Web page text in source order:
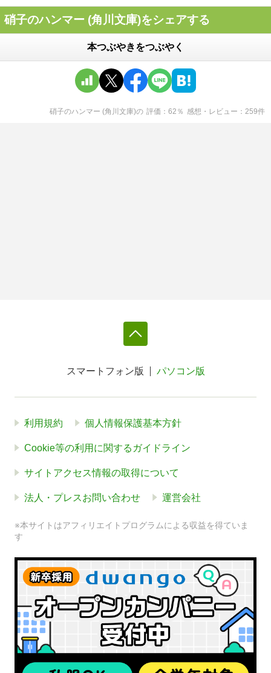
硝子のハンマー (角川文庫)をシェアする
本つぶやきをつぶやく
硝子のハンマー (角川文庫)の 評価 62 ％ 感想・レビュー 259件
スマートフォン版 パソコン版
利用規約 個人情報保護基本方針
Cookie等の利用に関するガイドライン
サイトアクセス情報の取得について
法人・プレスお問い合わせ 運営会社
※本サイトはアフィリエイトプログラムによる収益を得ていま
す